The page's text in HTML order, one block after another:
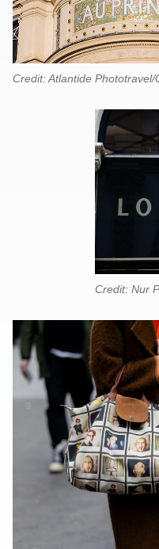
Credit: Atlantide Phototravel/
Credit: Nur